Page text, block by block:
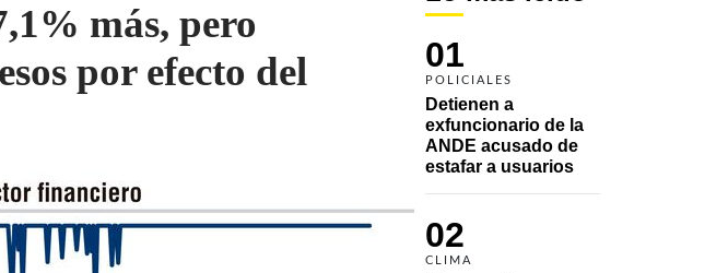
01
POLICIALES
Detienen a
exfuncionario de la
ANDE acusado de
estafar a usuarios
02
CLIMA
más, pero
por efecto del